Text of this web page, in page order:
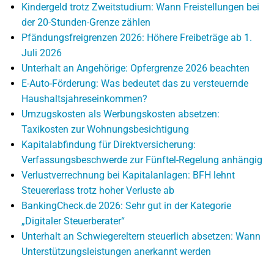
Kindergeld trotz Zweitstudium: Wann Freistellungen bei
der 20-Stunden-Grenze zählen
Pfändungsfreigrenzen 2026: Höhere Freibeträge ab 1.
Juli 2026
Unterhalt an Angehörige: Opfergrenze 2026 beachten
E-Auto-Förderung: Was bedeutet das zu versteuernde
Haushaltsjahreseinkommen?
Umzugskosten als Werbungskosten absetzen:
Taxikosten zur Wohnungsbesichtigung
Kapitalabfindung für Direktversicherung:
Verfassungsbeschwerde zur Fünftel-Regelung anhängig
Verlustverrechnung bei Kapitalanlagen: BFH lehnt
Steuererlass trotz hoher Verluste ab
BankingCheck.de 2026: Sehr gut in der Kategorie
„Digitaler Steuerberater“
Unterhalt an Schwiegereltern steuerlich absetzen: Wann
Unterstützungsleistungen anerkannt werden